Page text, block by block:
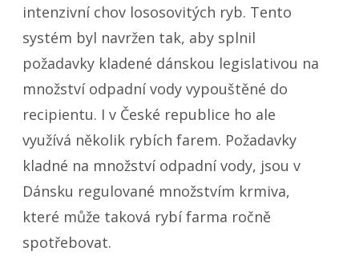
intenzivní chov lososovitých ryb. Tento
systém byl navržen tak, aby splnil
požadavky kladené dánskou legislativou na
množství odpadní vody vypouštěné do
recipientu. I v České republice ho ale
využívá několik rybích farem. Požadavky
kladné na množství odpadní vody, jsou v
Dánsku regulované množstvím krmiva,
které může taková rybí farma ročně
spotřebovat.